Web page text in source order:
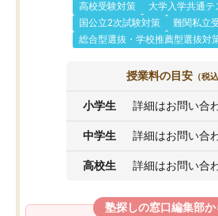
高校受験対策
大学入学共通テ
国公立2次試験対策
難関私立
総合型選抜・学校推薦型選抜対
授業料の目安 （税込
小学生 詳細はお問い合
中学生 詳細はお問い合
高校生 詳細はお問い合
塾探しの窓口編集部か